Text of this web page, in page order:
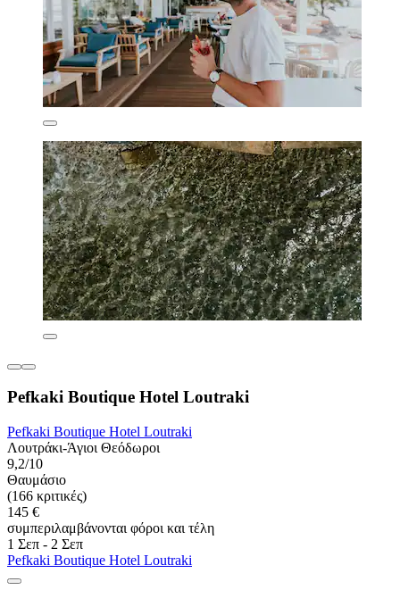
Pefkaki Boutique Hotel Loutraki
Pefkaki Boutique Hotel Loutraki
Λουτράκι-Άγιοι Θεόδωροι
9,2/10
Θαυμάσιο
(166 κριτικές)
145 €
συμπεριλαμβάνονται φόροι και τέλη
1 Σεπ - 2 Σεπ
Pefkaki Boutique Hotel Loutraki